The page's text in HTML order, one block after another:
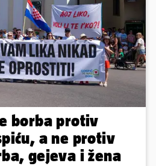
borba protiv
a ne protiv
gejeva i žena